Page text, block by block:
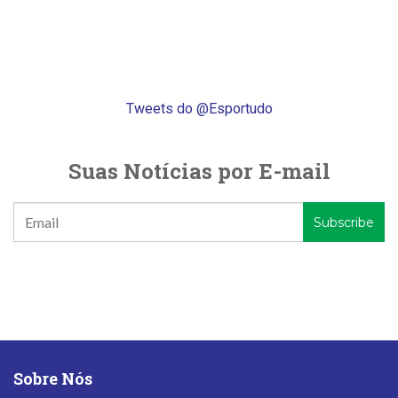
Tweets do @Esportudo
Suas Notícias por E-mail
Sobre Nós